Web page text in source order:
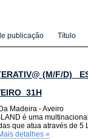
publicação Título
(M/F/D)_
Madeira - Aveiro
é uma
que atua através de 5
detalhes »